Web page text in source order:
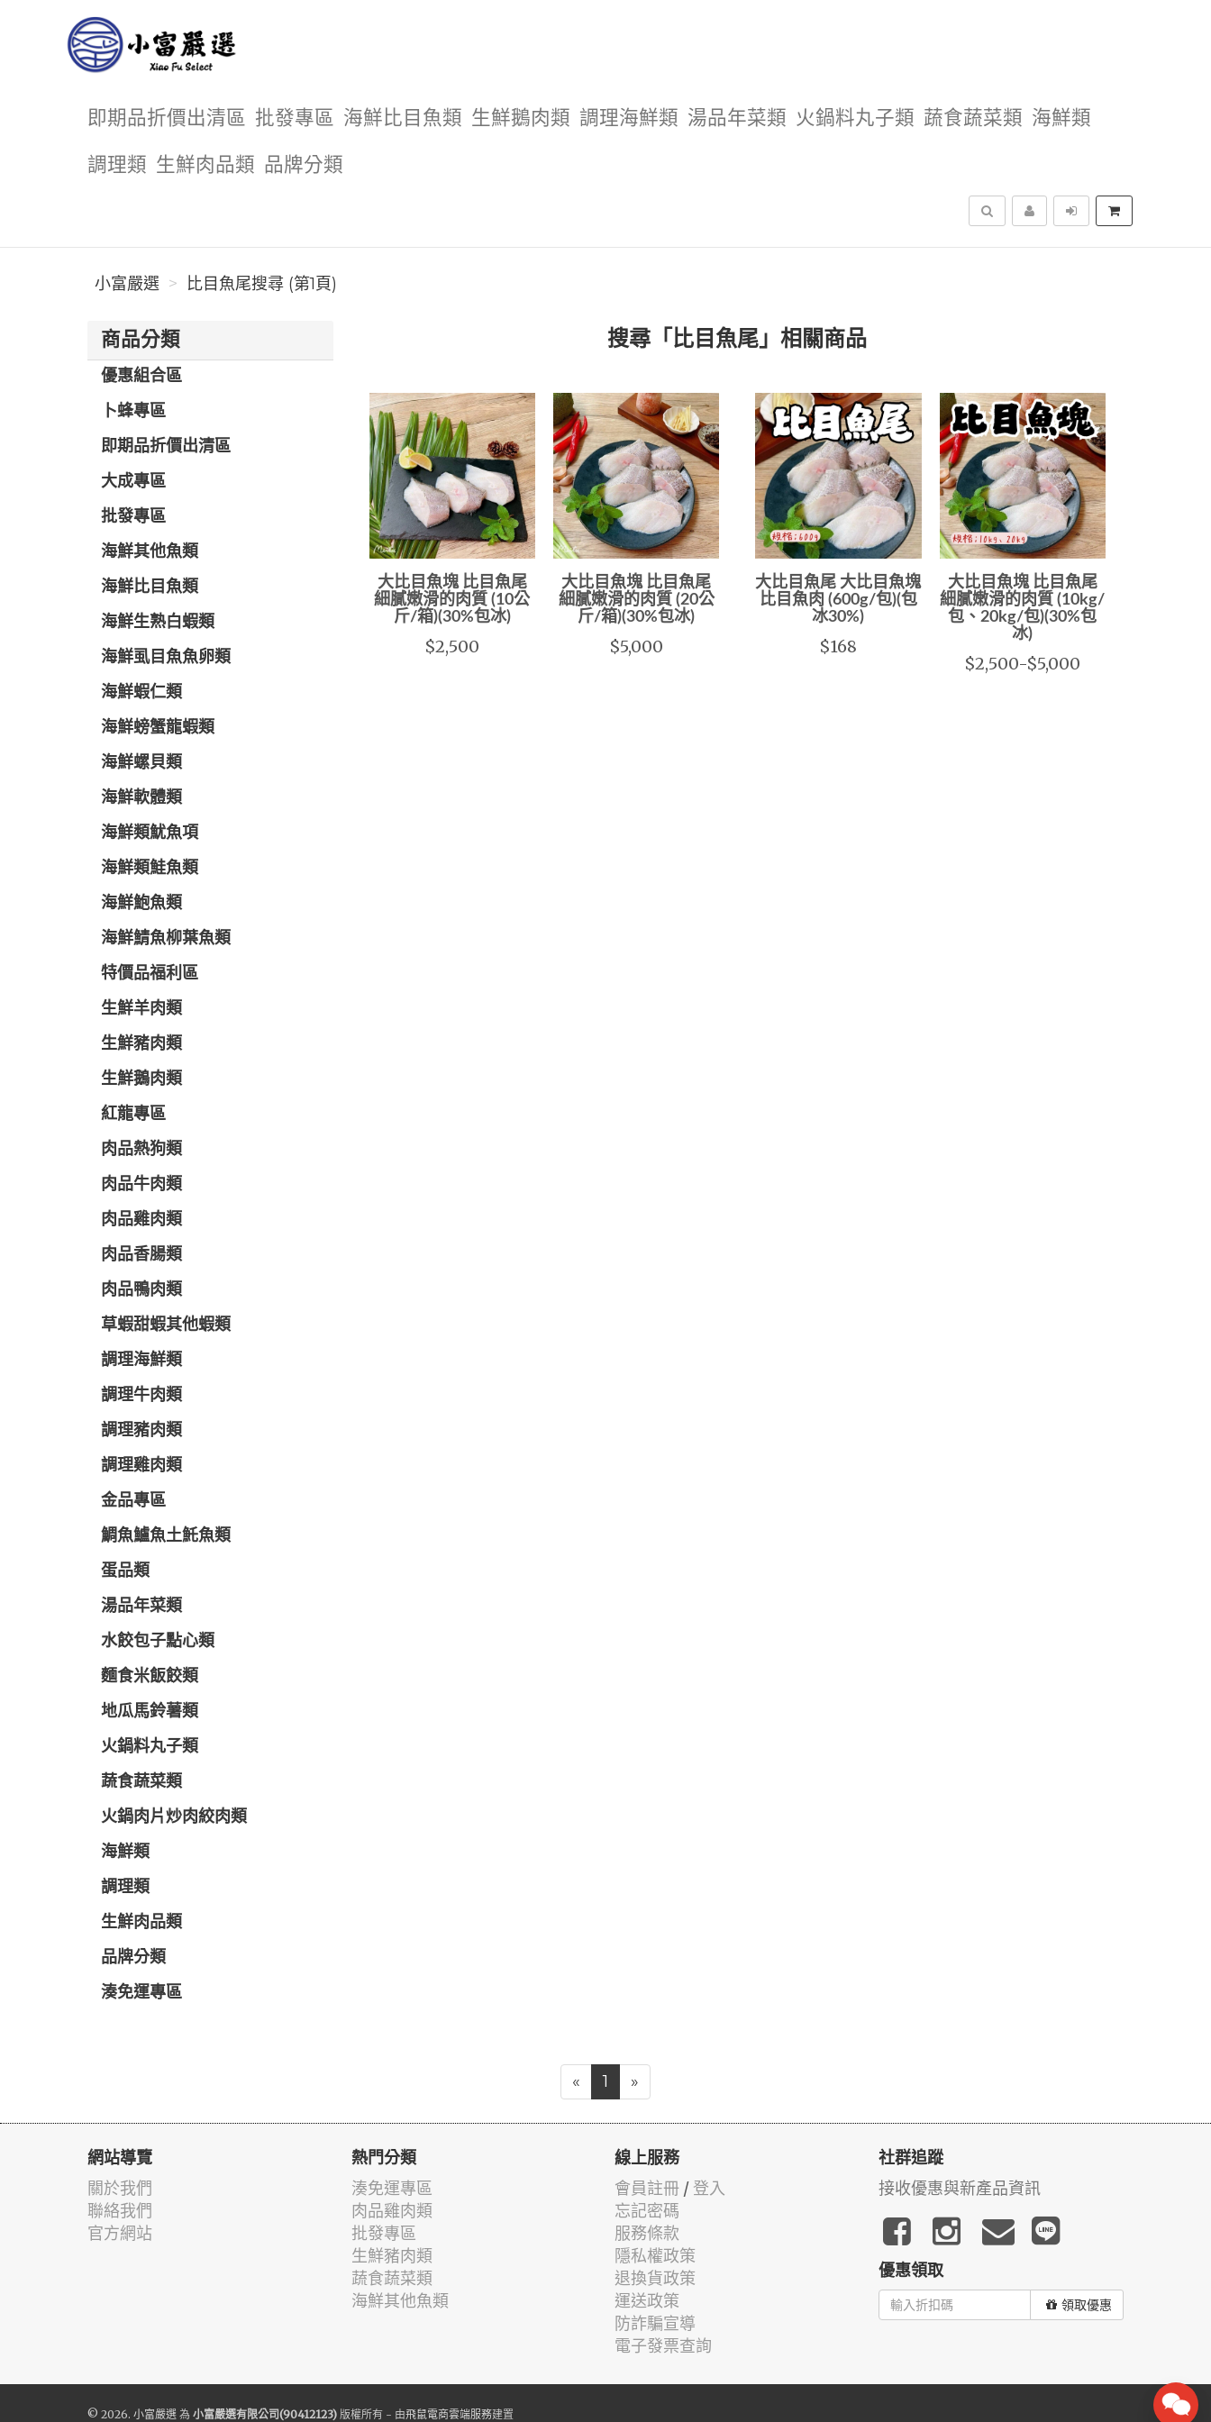
即期品折價出清區 批發專區 海鮮比目魚類 生鮮鵝肉類 調理海鮮類 湯品年菜類 火鍋料丸子類 蔬食蔬菜類 海鮮類
調理類 生鮮肉品類 品牌分類
搜尋
小富嚴選 比目魚尾搜尋 (第1頁)
商品分類
優惠組合區
卜蜂專區
即期品折價出清區
大成專區
批發專區
海鮮其他魚類
海鮮比目魚類
海鮮生熟白蝦類
海鮮虱目魚魚卵類
海鮮蝦仁類
海鮮螃蟹龍蝦類
海鮮螺貝類
海鮮軟體類
海鮮類魷魚項
海鮮類鮭魚類
海鮮鮑魚類
海鮮鯖魚柳葉魚類
特價品福利區
生鮮羊肉類
生鮮豬肉類
生鮮鵝肉類
紅龍專區
肉品熱狗類
肉品牛肉類
肉品雞肉類
肉品香腸類
肉品鴨肉類
草蝦甜蝦其他蝦類
調理海鮮類
調理牛肉類
調理豬肉類
調理雞肉類
金品專區
鯛魚鱸魚土魠魚類
蛋品類
湯品年菜類
水餃包子點心類
麵食米飯餃類
地瓜馬鈴薯類
火鍋料丸子類
蔬食蔬菜類
火鍋肉片炒肉絞肉類
海鮮類
調理類
生鮮肉品類
品牌分類
湊免運專區
搜尋「比目魚尾」相關商品
大比目魚塊 比目魚尾
細膩嫩滑的肉質 (10公
斤/箱)(30%包冰)
$2,500
大比目魚塊 比目魚尾
細膩嫩滑的肉質 (20公
斤/箱)(30%包冰)
$5,000
大比目魚尾 大比目魚塊
比目魚肉 (600g/包)(包
冰30%)
$168
大比目魚塊 比目魚尾
細膩嫩滑的肉質 (10kg/
包、20kg/包)(30%包
冰)
$2,500-$5,000
« 1 »
網站導覽
關於我們
聯絡我們
官方網站
熱門分類
湊免運專區
肉品雞肉類
批發專區
生鮮豬肉類
蔬食蔬菜類
海鮮其他魚類
線上服務
會員註冊 / 登入
忘記密碼
服務條款
隱私權政策
退換貨政策
運送政策
防詐騙宣導
電子發票查詢
社群追蹤
接收優惠與新產品資訊
優惠領取
領取優惠
© 2026. 小富嚴選 為 小富嚴選有限公司(90412123) 版權所有 - 由飛鼠電商雲端服務建置